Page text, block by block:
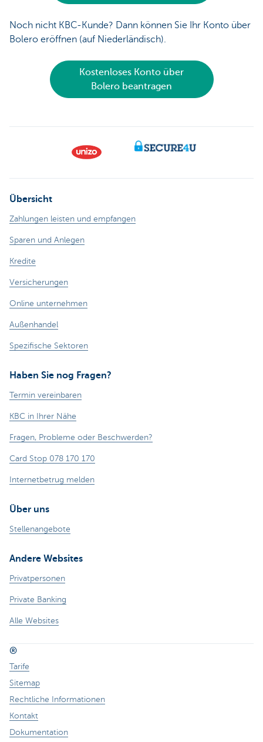
Noch nicht KBC-Kunde? Dann können Sie Ihr Konto über
Bolero eröffnen (auf Niederländisch).
Kostenloses Konto über
Bolero beantragen
Übersicht
Zahlungen leisten und empfangen
Sparen und Anlegen
Kredite
Versicherungen
Online unternehmen
Außenhandel
Spezifische Sektoren
Haben Sie nog Fragen?
Termin vereinbaren
KBC in Ihrer Nähe
Fragen, Probleme oder Beschwerden?
Card Stop 078 170 170
Internetbetrug melden
Über uns
Stellenangebote
Andere Websites
Privatpersonen
Private Banking
Alle Websites
®
Tarife
Sitemap
Rechtliche Informationen
Kontakt
Dokumentation